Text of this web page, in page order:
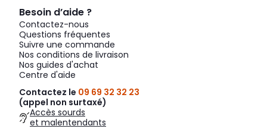
Besoin d’aide ?
Contactez-nous
Questions fréquentes
Suivre une commande
Nos conditions de livraison
Nos guides d'achat
Centre d'aide
Contactez le 09 69 32 32 23
(appel non surtaxé)
Accès sourds
et malentendants